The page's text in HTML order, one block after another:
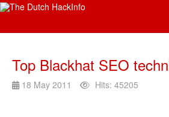
Top Blackhat SEO
18 May 2011 Hits: 45205